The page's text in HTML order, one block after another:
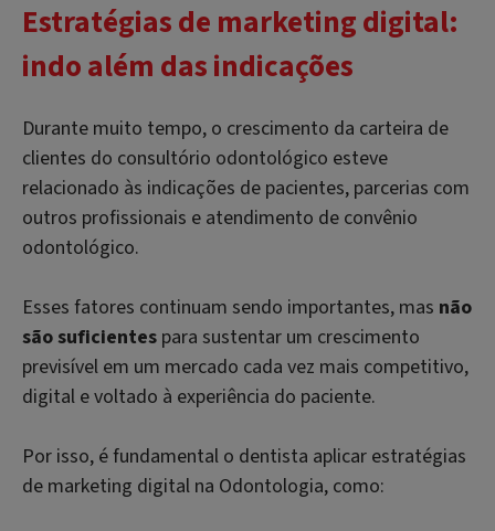
Estratégias de marketing digital:
indo além das indicações
Durante muito tempo, o crescimento da carteira de
clientes do consultório odontológico esteve
relacionado às indicações de pacientes, parcerias com
outros profissionais e atendimento de convênio
odontológico.
Esses fatores continuam sendo importantes, mas não
são suficientes para sustentar um crescimento
previsível em um mercado cada vez mais competitivo,
digital e voltado à experiência do paciente.
Por isso, é fundamental o dentista aplicar estratégias
de marketing digital na Odontologia, como: